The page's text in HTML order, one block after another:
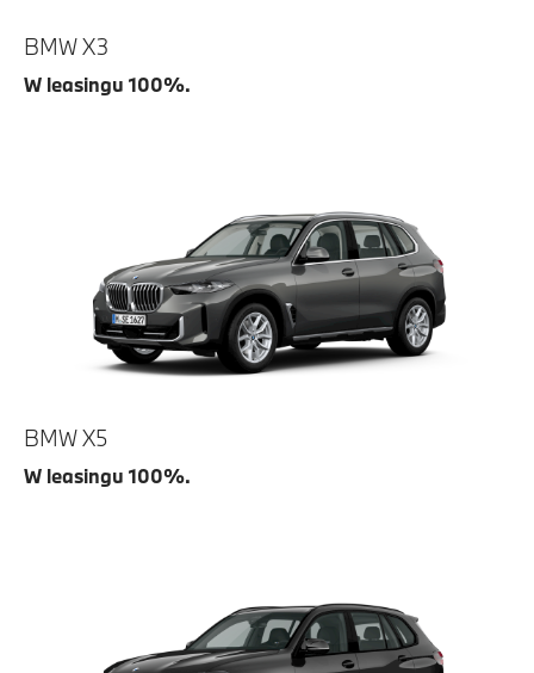
BMW X3
W leasingu 100%.
BMW X5
W leasingu 100%.